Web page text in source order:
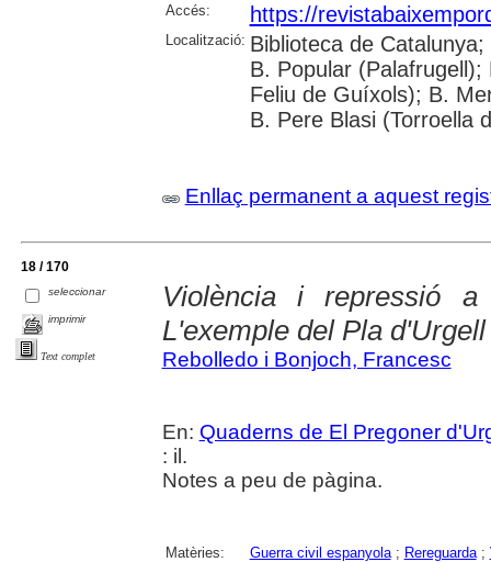
Accés: https://
Localització: Biblioteca de
B. Popular
Feliu de Guíxols); B.
B. Pere Blasi (Torroella
Enllaç permanent a aquest
18 / 170
seleccionar
imprimir
Text complet
Violència i repressió a
L'exemple del Pla d'Urgell
Rebolledo i Bonjoch, Francesc
En: Quaderns de El Pregoner
: il.
Notes a peu de pàgina.
Matèries: Guerra civil espanyola; Rereguarda;